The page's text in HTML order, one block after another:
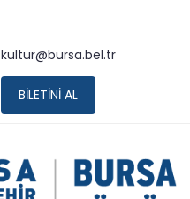
kultur@bursa.bel.tr
BİLETİNİ AL